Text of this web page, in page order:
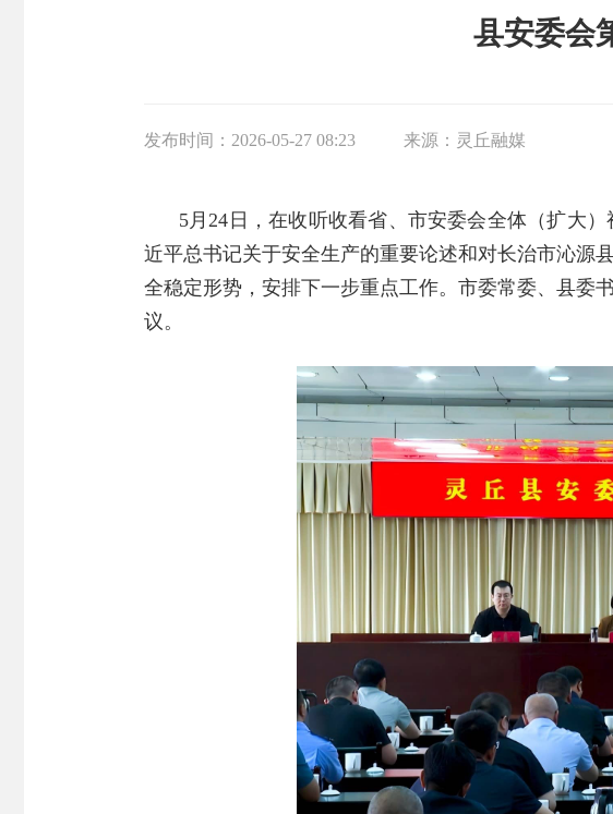
县安委会
发布时间： 2026-05-27 08:23 来源： 灵丘融媒
5月24日，在收听收看省、市安委会全体（扩大
近平总书记关于安全生产的重要论述和对长治市沁源
全稳定形势，安排下一步重点工作。市委常委、县委
议。